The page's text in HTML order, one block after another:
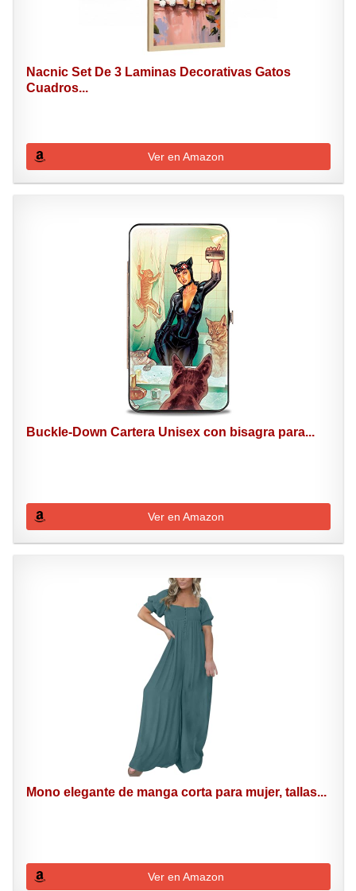
Nacnic Set De 3 Laminas Decorativas Gatos
Cuadros...
Ver en Amazon
Buckle-Down Cartera Unisex con bisagra para...
Ver en Amazon
Mono elegante de manga corta para mujer, tallas...
Ver en Amazon